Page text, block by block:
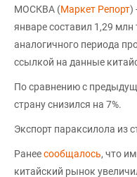
МОСКВА (Маркет Репорт)
январе составил 1,29
аналогичного периода
ссылкой на данные
По сравнению с
страну снизился на 7%.
Экспорт параксилола из
Ранеесообщалось, что
китайский рынок